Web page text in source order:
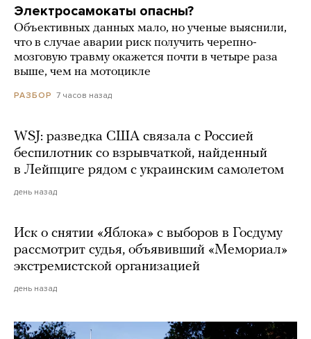
Электросамокаты опасны?
Объективных данных мало, но ученые выяснили,
что в случае аварии риск получить черепно-
мозговую травму окажется почти в четыре раза
выше, чем на мотоцикле
РАЗБОР 7 часов назад
WSJ: разведка США связала с Россией
беспилотник со взрывчаткой, найденный
в Лейпциге рядом с украинским самолетом
день назад
Иск о снятии «Яблока» с выборов в Госдуму
рассмотрит судья, объявивший «Мемориал»
экстремистской организацией
день назад